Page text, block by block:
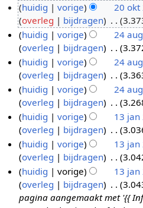
n
0
3
0
k
2
1
huidig vorige 20 okt
overleg
bijdragen
G
e
e
n
b
e
w
e
r
k
i
n
g
s
4
u
2
1
huidig vorige 24
overleg
bijdragen
G
e
e
n
b
e
w
e
r
k
i
n
huidig vorige 24
overleg
bijdragen
G
e
e
n
b
e
w
e
r
k
huidig vorige 24
overleg
bijdragen
G
e
e
n
b
e
w
3
a
huidig vorige 13 jan
overleg
bijdragen
G
e
e
n
b
huidig vorige 13 jan
overleg
bijdragen
G
e
e
huidig vorige 13 jan
overleg
bijdragen
pagina aangemaakt met '{{